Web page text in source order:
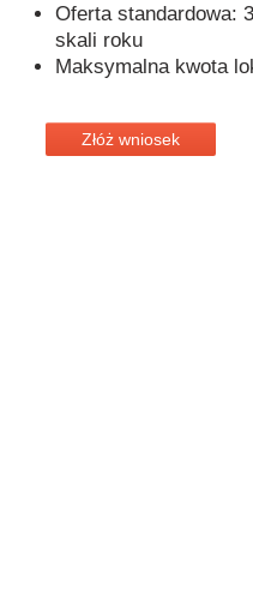
Oferta standardowa:
skali roku
Maksymalna kwota
Złóż wniosek